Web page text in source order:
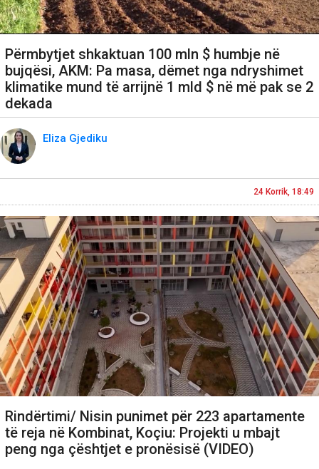
Përmbytjet shkaktuan 100 mln $ humbje në
bujqësi, AKM: Pa masa, dëmet nga ndryshimet
klimatike mund të arrijnë 1 mld $ në më pak se 2
dekada
Eliza Gjediku
24 Korrik, 18:49
Rindërtimi/ Nisin punimet për 223 apartamente
të reja në Kombinat, Koçiu: Projekti u mbajt
peng nga çështjet e pronësisë (VIDEO)